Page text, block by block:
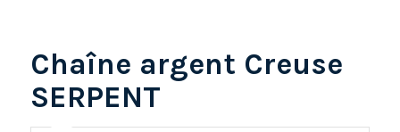
Chaîne argent Creuse
SERPENT